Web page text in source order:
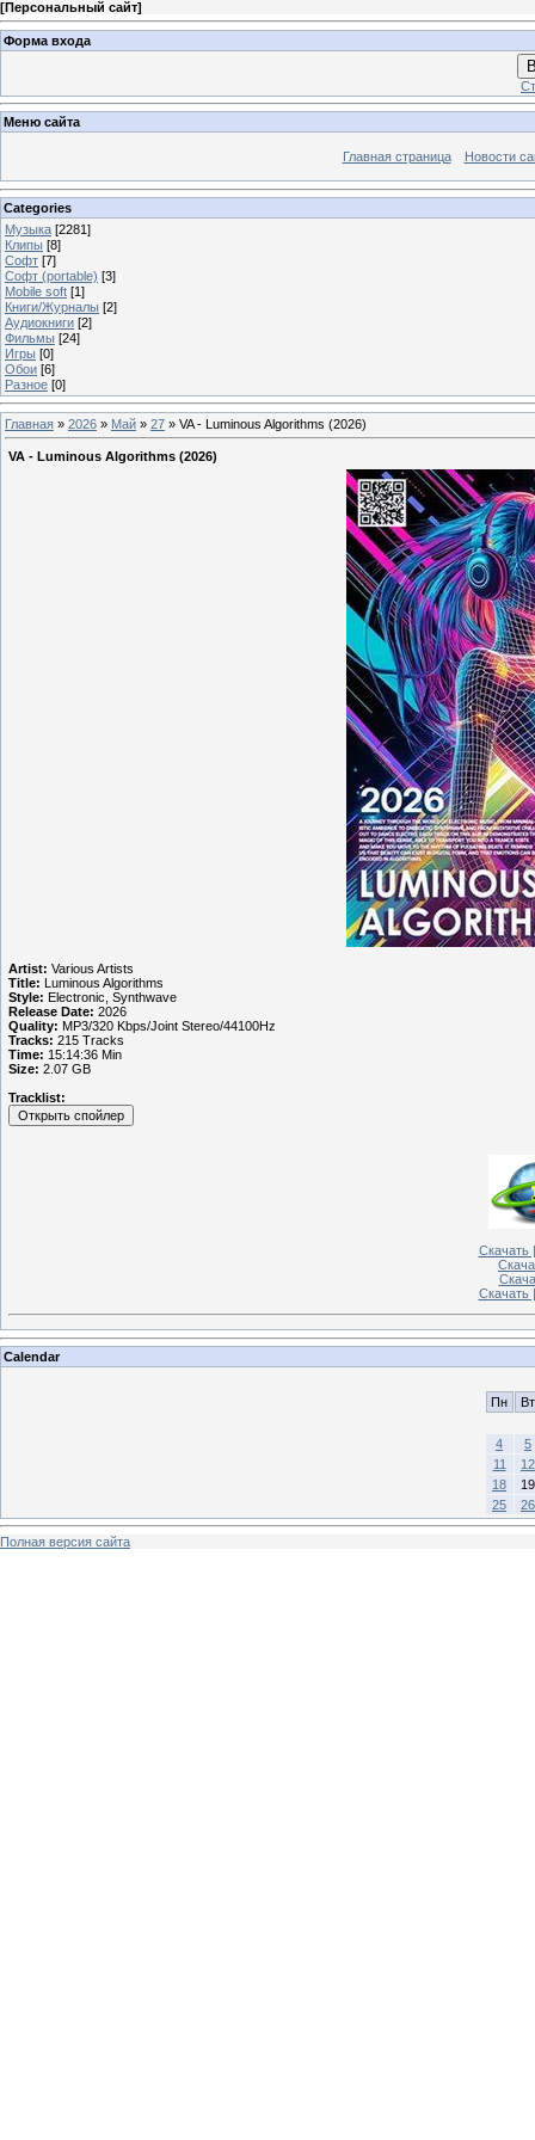
[Персональный сайт]
Форма входа
Меню сайта
Главная страница Новости
Categories
Музыка [2281]
Клипы [8]
Софт [7]
Софт (portable) [3]
Mobile soft [1]
Книги/Журналы [2]
Аудиокниги [2]
Фильмы [24]
Игры [0]
Обои [6]
Разное [0]
Главная » 2026 » Май » 27 » VA - Luminous Algorithms (2026)
VA - Luminous Algorithms (2026)
Artist: Various Artists
Title: Luminous Algorithms
Style: Electronic, Synthwave
Release Date: 2026
Quality: MP3/320 Kbps/Joint Stereo/44100Hz
Tracks: 215 Tracks
Time: 15:14:36 Min
Size: 2.07 GB
Tracklist:
Скачать
Скачать
Calendar
Пн Вт
4
5
11
12
18
19
25
26
Полная версия сайта